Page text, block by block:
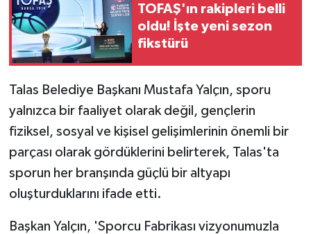
TOFAŞ'ın rakipleri belli
oldu! İşte yeni sezon
fikstürü
Talas Belediye Başkanı Mustafa Yalçın, sporu
yalnızca bir faaliyet olarak değil, gençlerin
fiziksel, sosyal ve kişisel gelişimlerinin önemli bir
parçası olarak gördüklerini belirterek, Talas'ta
sporun her branşında güçlü bir altyapı
oluşturduklarını ifade etti.
Başkan Yalçın, 'Sporcu Fabrikası vizyonumuzla